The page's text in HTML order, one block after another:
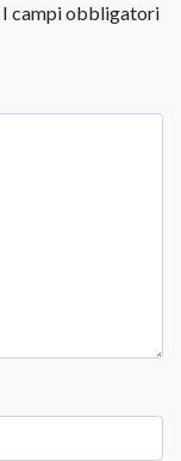
I campi obbligatori